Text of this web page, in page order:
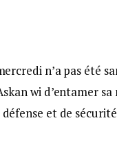
n’a pas été
wi d’entamer
et de